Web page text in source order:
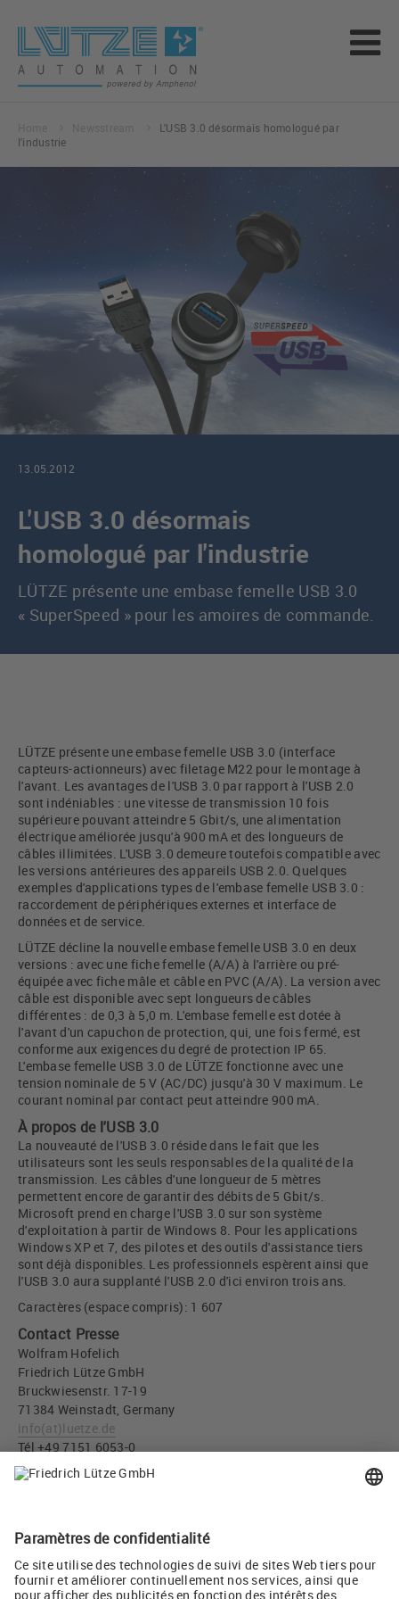
L'USB 3.0 désormais homologué par
l'industrie
13.05.2012
L'USB 3.0 désormais
homologué par l'industrie
LÜTZE présente une embase femelle USB 3.0
« SuperSpeed » pour les amoires de commande.
LÜTZE présente une embase femelle USB 3.0 (interface
capteurs-actionneurs) avec filetage M22 pour le montage à
l'avant. Les avantages de l'USB 3.0 par rapport à l'USB 2.0
sont indéniables : une vitesse de transmission 10 fois
supérieure pouvant atteindre 5 Gbit/s, une alimentation
électrique améliorée jusqu'à 900 mA et des longueurs de
câbles illimitées. L'USB 3.0 demeure toutefois compatible avec
les versions antérieures des appareils USB 2.0. Quelques
exemples d'applications types de l'embase femelle USB 3.0 :
raccordement de périphériques externes et interface de
données et de service.
LÜTZE décline la nouvelle embase femelle USB 3.0 en deux
versions : avec une fiche femelle (A/A) à l'arrière ou pré-
équipée avec fiche mâle et câble en PVC (A/A). La version avec
câble est disponible avec sept longueurs de câbles
différentes : de 0,3 à 5,0 m. L'embase femelle est dotée à
l'avant d'un capuchon de protection, qui, une fois fermé, est
conforme aux exigences du degré de protection IP 65.
L'embase femelle USB 3.0 de LÜTZE fonctionne avec une
tension nominale de 5 V (AC/DC) jusqu'à 30 V maximum. Le
courant nominal par contact peut atteindre 900 mA.
À propos de l'USB 3.0
La nouveauté de l'USB 3.0 réside dans le fait que les
utilisateurs sont les seuls responsables de la qualité de la
transmission. Les câbles d'une longueur de 5 mètres
permettent encore de garantir des débits de 5 Gbit/s.
Microsoft prend en charge l'USB 3.0 sur son système
d'exploitation à partir de Windows 8. Pour les applications
Windows XP et 7, des pilotes et des outils d'assistance tiers
sont déjà disponibles. Les professionnels espèrent ainsi que
l'USB 3.0 aura supplanté l'USB 2.0 d'ici environ trois ans.
Caractères (espace compris): 1 607
Contact Presse
Wolfram Hofelich
Friedrich Lütze GmbH
Bruckwiesenstr. 17-19
71384 Weinstadt, Germany
info(at)luetze.de
Tél +49 7151 6053-0
Téléchargement Presse
Twitter